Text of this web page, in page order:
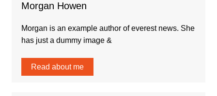
Morgan Howen
Morgan is an example author of everest news. She
has just a dummy image &
Read about me